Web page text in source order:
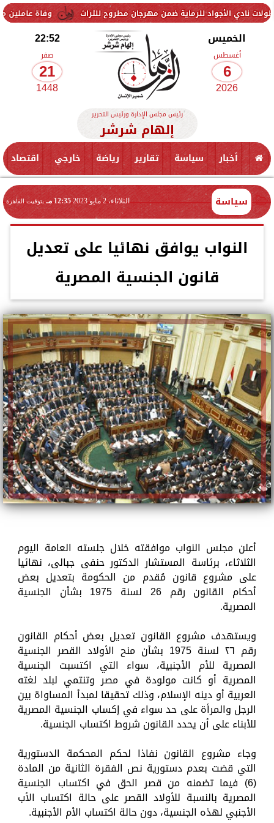
وفاة عاملين متأثرين للرماية ضمن مهرجان مطروح للتراث
الخميس
أغسطس
6
2026
22:52
صفر
21
1448
رئيس مجلس الإدارة ورئيس التحرير
إلهام شرشر
أخبار سياسة تقارير رياضة خارجي اقتصاد
سياسة الثلاثاء، 2 مايو 2023 12:35 مـ بتوقيت القاهرة
النواب يوافق نهائيا على تعديل
قانون الجنسية المصرية
أعلن مجلس النواب موافقته خلال جلسته العامة اليوم
الثلاثاء، برئاسة المستشار الدكتور حنفى جبالى، نهائيا
على مشروع قانون مُقدم من الحكومة بتعديل بعض
أحكام القانون رقم 26 لسنة 1975 بشأن الجنسية
المصرية.
ويستهدف مشروع القانون تعديل بعض أحكام القانون
رقم ٢٦ لسنة 1975 بشأن منح الأولاد القصر الجنسية
المصرية للأم الأجنبية، سواء التي اكتسبت الجنسية
المصرية أو كانت مولودة في مصر وتنتمي لبلد لغته
العربية أو دينه الإسلام، وذلك تحقيقا لمبدأ المساواة بين
الرجل والمرأة على حد سواء في إكساب الجنسية المصرية
للأبناء على أن يحدد القانون شروط اكتساب الجنسية.
وجاء مشروع القانون نفاذا لحكم المحكمة الدستورية
التي قضت بعدم دستورية نص الفقرة الثانية من المادة
(6) فيما تضمنه من قصر الحق في اكتساب الجنسية
المصرية بالنسبة للأولاد القصر على حالة اكتساب الأب
الأجنبي لهذه الجنسية، دون حالة اكتساب الأم الأجنبية.